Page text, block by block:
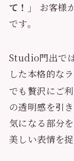
て！」
お客様
です。
Studio門出で
した本格的な
でも贅沢にご
の透明感を引
気になる部分
美しい表情を